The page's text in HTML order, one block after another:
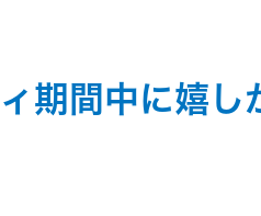
期間中に嬉し